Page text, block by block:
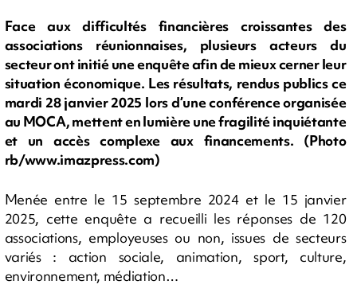
Face aux difficultés financières croissantes des
associations réunionnaises, plusieurs acteurs du
secteur ont initié une enquête afin de mieux cerner leur
situation économique. Les résultats, rendus publics ce
mardi 28 janvier 2025 lors d’une conférence organisée
au MOCA, mettent en lumière une fragilité inquiétante
et un accès complexe aux financements. (Photo
rb/www.imazpress.com)
Menée entre le 15 septembre 2024 et le 15 janvier
2025, cette enquête a recueilli les réponses de 120
associations, employeuses ou non, issues de secteurs
variés : action sociale, animation, sport, culture,
environnement, médiation…